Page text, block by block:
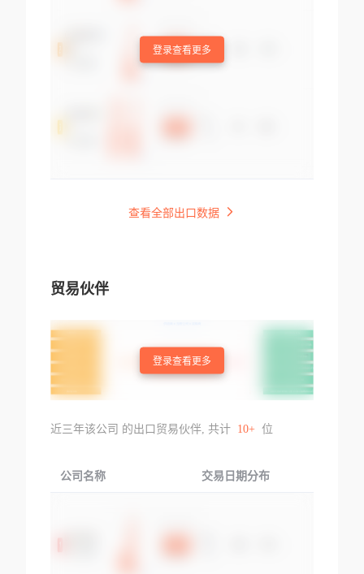
登录查看更多
查看全部出口数据
贸易伙伴
登录查看更多
近三年该公司 的出口贸易伙伴, 共计 10+ 位
公司名称 交易日期分布